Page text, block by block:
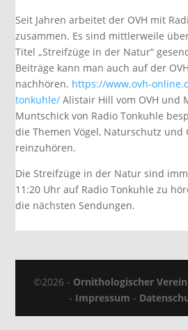
Seit Jahren arbeitet der OVH mit
zusammen. Es sind mittlerweile
Titel „Streifzüge in der Natur“
Beiträge kann man auch auf der
nachhören. https://www.ovh-
tonkuhle/Alistair Hill vom OVH und
Muntschick von Radio Tonkuhle
die Themen Vögel, Naturschutz und
reinzuhören.
Die Streifzüge in der Natur sind
11:20 Uhr auf Radio Tonkuhle zu
die nächsten Sendungen.
©2026 - Ornithologischer
- Impressum -